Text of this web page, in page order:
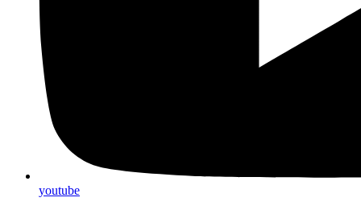
youtube